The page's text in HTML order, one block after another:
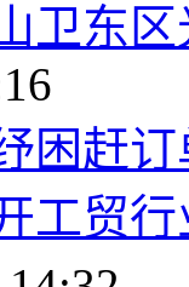
卫东
困赶订
工贸